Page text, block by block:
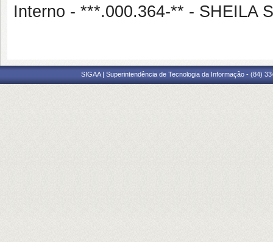
Interno - ***.000.364-** - SHEILA
SIGAA | Superintendência de Tecnologia da Informação - (84)